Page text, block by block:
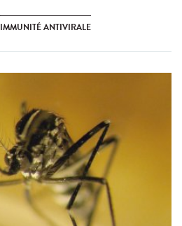
IMMUNITÉ ANTIVIRALE